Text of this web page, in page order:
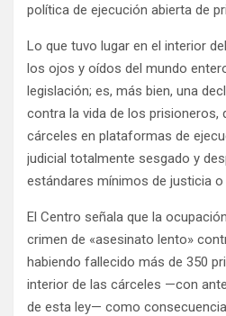
política de ejecución abierta de
Lo que tuvo lugar en el interior
los ojos y oídos del mundo
legislación; es, más bien, una
contra la vida de los prisioneros,
cárceles en plataformas de
judicial totalmente sesgado y
estándares mínimos de justicia o
El Centro señala que la
crimen de «asesinato lento»
habiendo fallecido más de 350
interior de las cárceles —con
de esta ley— como